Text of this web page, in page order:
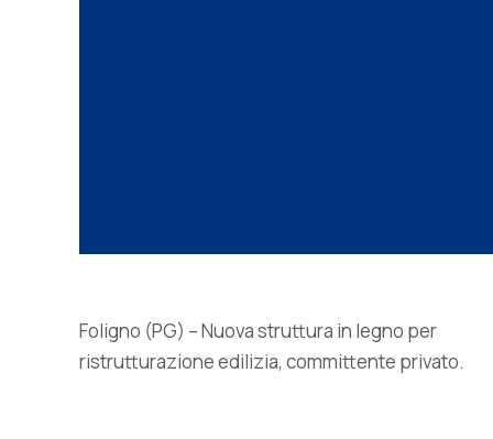
Foligno (PG) – Nuova struttura in legno per
ristrutturazione edilizia, committente privato.